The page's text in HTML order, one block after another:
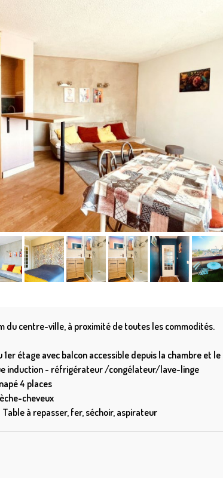
du centre-ville, à proximité de toutes les commodités.
étage avec balcon accessible depuis la chambre et le
induction - réfrigérateur /congélateur/lave-linge
4 places
cheveux
à repasser, fer, séchoir, aspirateur